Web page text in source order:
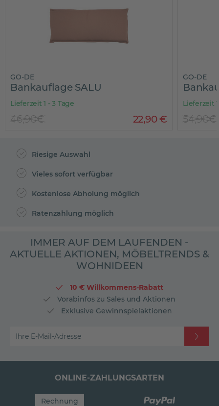
GO-DE
Bankauflage SALU
Lieferzeit 1 - 3 Tage
22,90€
46,90€
GO-DE
Lieferzeit
54,90€
Riesige Auswahl
Vieles sofort verfügbar
Kostenlose Abholung möglich
Ratenzahlung möglich
IMMER AUF DEM LAUFENDEN -
AKTUELLE AKTIONEN, MÖBELTRENDS &
WOHNIDEEN
10 € Willkommens-Rabatt
Vorabinfos zu Sales und Aktionen
Exklusive Gewinnspielaktionen
Ihre E-Mail-Adresse
ONLINE-ZAHLUNGSARTEN
Rechnung